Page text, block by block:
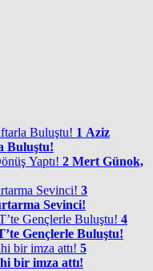
1 Aziz
Buluştu!
2 Mert Günok,
3
Sevinci!
4
Gençlerle Buluştu!
5
bir imza attı!